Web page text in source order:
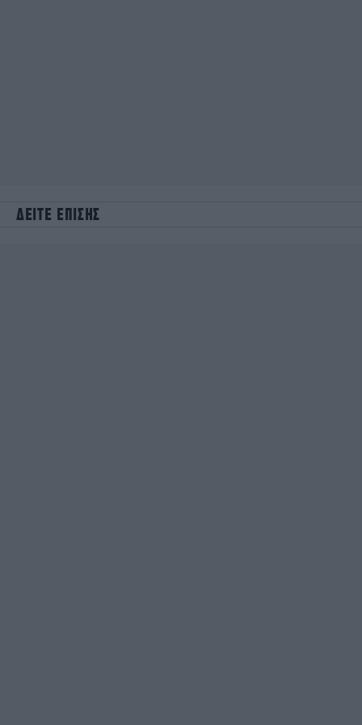
ΔΕΙΤΕ ΕΠΙΣΗΣ